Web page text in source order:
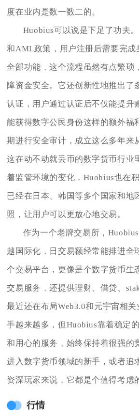
度在业内是数一数二的。
Huobius可以说是下足了功夫
和AML政策，用户注册后需要完成
全部功能，这个流程虽然有点繁琐
障资金安全。它还创新性地推出了
认证，用户通过认证后不仅能提升
能获得数字公民身份这样的额外福
期进行安全审计，成立这么多年来
这在动不动就丢币的数字货币行业
着监管环境的变化，Huobius也在
已经在日本、韩国等多个国家和地
照，让用户可以更放心地交易。
作为一个老牌交易所，
越国际化，日交易额经常能排进全
个交易平台，更像是个数字货币生
交易服务，还提供理财、借贷、
最近还在布局Web3.0和元宇宙相
手越来越多，但Huobius靠着稳定
和用心的服务，始终保持着很强的
进入数字货币领域的新手，或者追
资深玩家来说，它都是个值得考虑
行情